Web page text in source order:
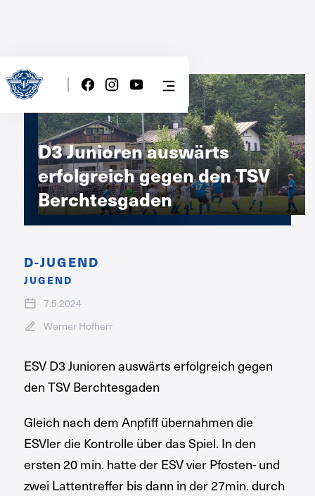
D3 Junioren auswärts
erfolgreich gegen den TSV
Berchtesgaden
D-JUGEND
JUGEND
7.5.2024
Werner Hofherr
ESV D3 Junioren auswärts erfolgreich gegen
den TSV Berchtesgaden
Gleich nach dem Anpfiff übernahmen die
ESVler die Kontrolle über das Spiel. In den
ersten 20 min. hatte der ESV vier Pfosten- und
zwei Lattentreffer bis dann in der 27min. durch